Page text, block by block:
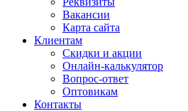
Вакансии
Карта сайта
Клиентам
Скидки и акции
Онлайн-калькулятор
Вопрос-ответ
Оптовикам
Контакты